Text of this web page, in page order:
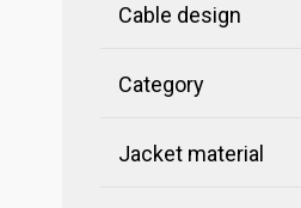
Cable design
Category
Jacket material